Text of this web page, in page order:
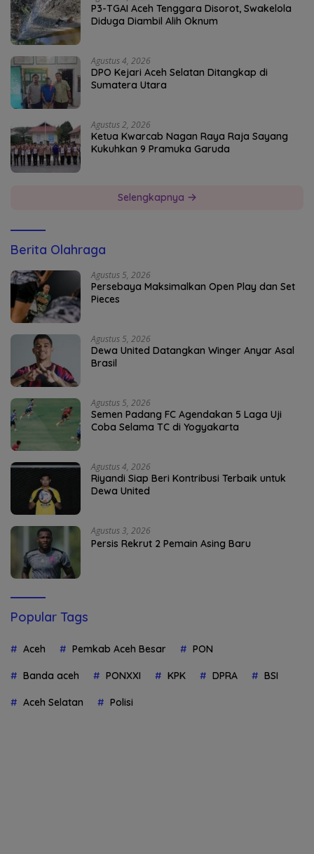
P3-TGAI Aceh Tenggara Disorot, Swakelola
Diduga Diambil Alih Oknum
Agustus 4, 2026
DPO Kejari Aceh Selatan Ditangkap di
Sumatera Utara
Agustus 2, 2026
Ketua Kwarcab Nagan Raya Raja Sayang
Kukuhkan 9 Pramuka Garuda
Selengkapnya
Berita Olahraga
Agustus 5, 2026
Persebaya Maksimalkan Open Play dan Set
Pieces
Agustus 5, 2026
Dewa United Datangkan Winger Anyar Asal
Brasil
Agustus 5, 2026
Semen Padang FC Agendakan 5 Laga Uji
Coba Selama TC di Yogyakarta
Agustus 4, 2026
Riyandi Siap Beri Kontribusi Terbaik untuk
Dewa United
Agustus 3, 2026
Persis Rekrut 2 Pemain Asing Baru
Popular Tags
Aceh Pemkab Aceh Besar PON
Banda aceh PONXXI KPK DPRA BSI
Aceh Selatan Polisi